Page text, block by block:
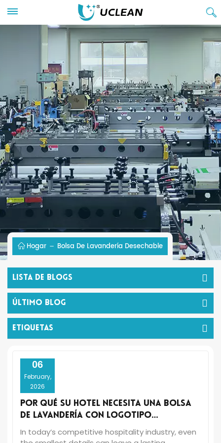
Hogar Bolsa De Lavandería Desechable
Lista De Blogs
Último Blog
ETIQUETAS
06
February,
2026
Por qué su hotel necesita una bolsa
de lavandería con logotipo
personalizado
In today’s competitive hospitality industry, even